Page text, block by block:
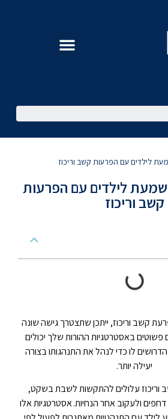
לילדים עם הפרעות קשב וריכוז
לילדים עם הפרעות
קשב וריכוז
קשב וריכוז, ייתכן שתצטרך גישה שונה
באסטרטגיות ההורות שלך יכולים
לו כדי לנהל את התנהגותו בצורה
יעילה יותר.
וריכוז עלולים להתקשות לשבת בשקט,
ולעקוב אחר הנחיות.אסטרטגיות אלו